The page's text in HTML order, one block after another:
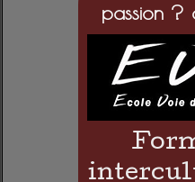
passion ?